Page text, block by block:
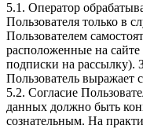
5.1. Оператор
Пользователя только в
Пользователем
расположенные на
подписки на рассылку).
Пользователь выражает
5.2. Согласие
данных должно быть
сознательным. На